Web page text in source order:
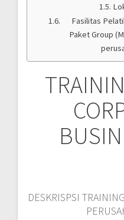
Fasilitas
Paket Group
DESKRISPSI